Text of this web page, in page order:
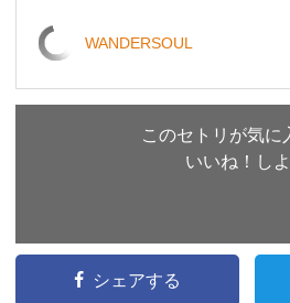
WANDERSOUL
このセトリが気に
いいね！し
シェアする